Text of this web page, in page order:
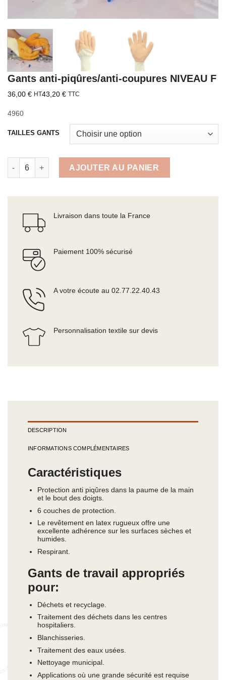
Gants anti-piqûres/anti-coupures NIVEAU F
36,00 € HT43,20 € TTC
4960
TAILLES GANTS
AJOUTER AU PANIER
Livraison dans toute la France
Paiement 100% sécurisé
A votre écoute au 02.77.22.40.43
Personnalisation textile sur devis
DESCRIPTION
INFORMATIONS COMPLÉMENTAIRES
Caractéristiques
Protection anti piqûres dans la paume de la main
et le bout des doigts.
6 couches de protection.
Le revêtement en latex rugueux offre une
excellente adhérence sur les surfaces sèches et
humides.
Respirant.
Gants de travail appropriés
pour:
Déchets et recyclage.
Traitement des déchets dans les centres
hospitaliers.
Blanchisseries.
Traitement des eaux usées.
Nettoyage municipal.
Applications où une grande sécurité est requise